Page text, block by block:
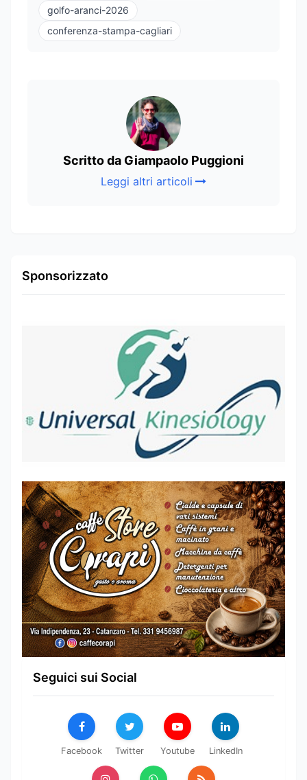
golfo-aranci-2026
conferenza-stampa-cagliari
Scritto da Giampaolo Puggioni
Leggi altri articoli
Sponsorizzato
Seguici sui Social
Facebook Twitter Youtube LinkedIn